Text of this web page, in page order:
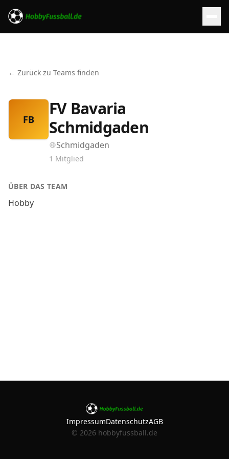
← Zurück zu Teams finden
FB
FV Bavaria
Schmidgaden
Schmidgaden
1 Mitglied
ÜBER DAS TEAM
Hobby
ImpressumDatenschutzAGB
© 2026 hobbyfussball.de